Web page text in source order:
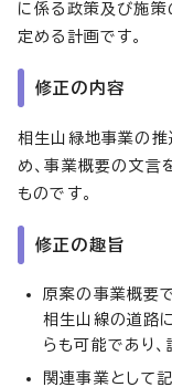
に係る政策及び施
定める計画です。
修正の内容
相生山緑地事業の推
め、事業概要の文言
ものです。
修正の趣旨
原案の事業概要
相生山線の道路
らも可能であり
関連事業として